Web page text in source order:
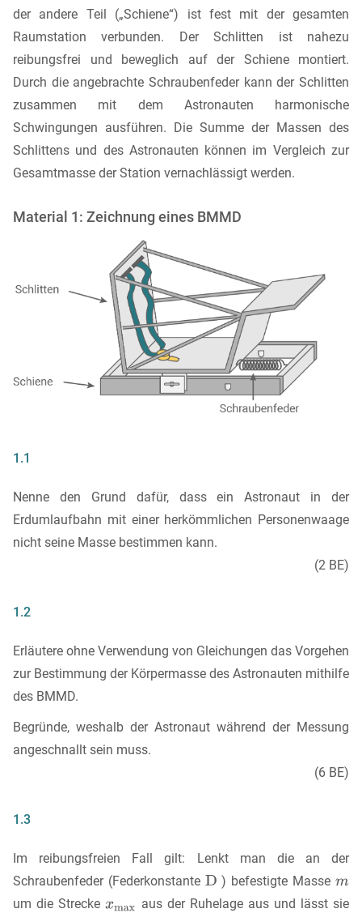
der andere Teil („Schiene“) ist fest mit der gesamten
Raumstation verbunden. Der Schlitten ist nahezu
reibungsfrei und beweglich auf der Schiene montiert.
Durch die angebrachte Schraubenfeder kann der Schlitten
zusammen mit dem Astronauten harmonische
Schwingungen ausführen. Die Summe der Massen des
Schlittens und des Astronauten können im Vergleich zur
Gesamtmasse der Station vernachlässigt werden.
Material 1: Zeichnung eines BMMD
1.1
Nenne den Grund dafür, dass ein Astronaut in der
Erdumlaufbahn mit einer herkömmlichen Personenwaage
nicht seine Masse bestimmen kann.
(2 BE)
1.2
Erläutere ohne Verwendung von Gleichungen das Vorgehen
zur Bestimmung der Körpermasse des Astronauten mithilfe
des BMMD.
Begründe, weshalb der Astronaut während der Messung
angeschnallt sein muss.
(6 BE)
1.3
Im reibungsfreien Fall gilt: Lenkt man die an der
Schraubenfeder (Federkonstante
) befestigte Masse
um die Strecke
aus der Ruhelage aus und lässt sie